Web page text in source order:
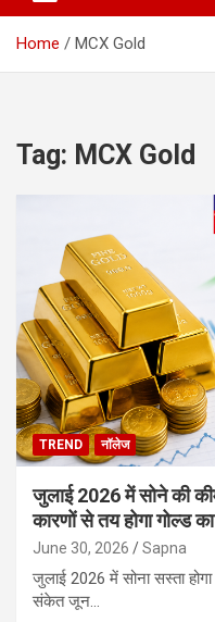
Home MCX Gold
Tag: MCX Gold
TREND नॉलेज
जुलाई 2026 में सोने की
कारणों से तय होगा गोल्ड
June 30, 2026 Sapna
जुलाई 2026 में सोना सस्ता
संकेत जून…